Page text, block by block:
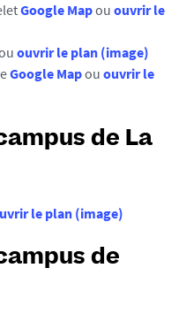
Google Mapou ouvrir le
ouvrir le plan (image)
Google Mapou ouvrir le
de La
le plan (image)
de